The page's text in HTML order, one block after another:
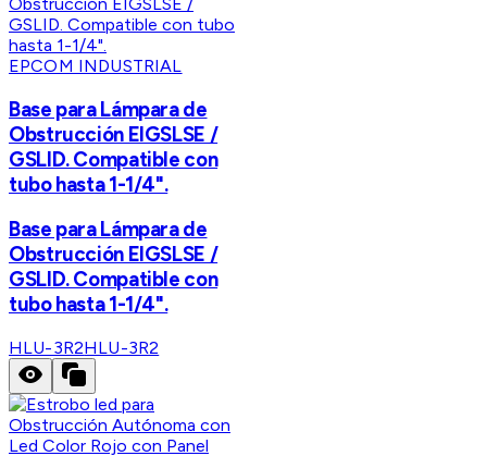
EPCOM INDUSTRIAL
Base para Lámpara de
Obstrucción EIGSLSE /
GSLID. Compatible con
tubo hasta 1-1/4".
Base para Lámpara de
Obstrucción EIGSLSE /
GSLID. Compatible con
tubo hasta 1-1/4".
HLU-3R2HLU-3R2